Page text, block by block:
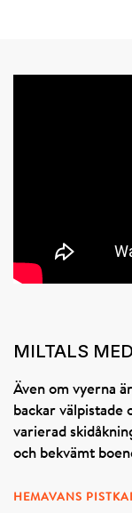
MILTALS
Även om vyerna
backar välpistade
varierad
och bekvämt
HEMAVANS